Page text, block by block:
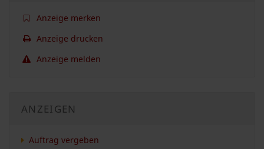
Anzeige merken
Anzeige drucken
Anzeige melden
ANZEIGEN
Auftrag vergeben